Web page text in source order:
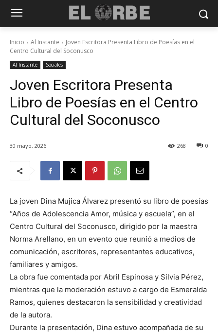
Inicio Al Instante
Joven Escritora Presenta Libro de Poesías en el
Centro Cultural del Soconusco
Al Instante Sociales
Joven Escritora Presenta
Libro de Poesías en el Centro
Cultural del Soconusco
30 mayo, 2026 0
268
La joven Dina Mujica Álvarez presentó su libro de poesías
“Años de Adolescencia Amor, música y escuela”, en el
Centro Cultural del Soconusco, dirigido por la maestra
Norma Arellano, en un evento que reunió a medios de
comunicación, escritores, representantes educativos,
familiares y amigos.
La obra fue comentada por Abril Espinosa y Silvia Pérez,
mientras que la moderación estuvo a cargo de Esmeralda
Ramos, quienes destacaron la sensibilidad y creatividad
de la autora.
Durante la presentación, Dina estuvo acompañada de su